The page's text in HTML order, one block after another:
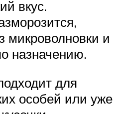
вкус.
микроволновки и
назначению.
для
особей или уже